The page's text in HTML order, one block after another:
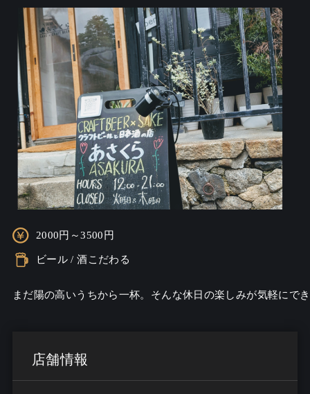
2000円～3500円
ビール / 酒こだわる
まだ陽の高いうちから一杯。そんな休日の楽しみが気軽に
店舗情報